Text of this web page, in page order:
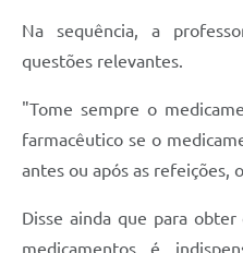
Na sequência, a
questões relevantes.
"Tome sempre o
farmacêutico se o
antes ou após as refeições,
Disse ainda que para